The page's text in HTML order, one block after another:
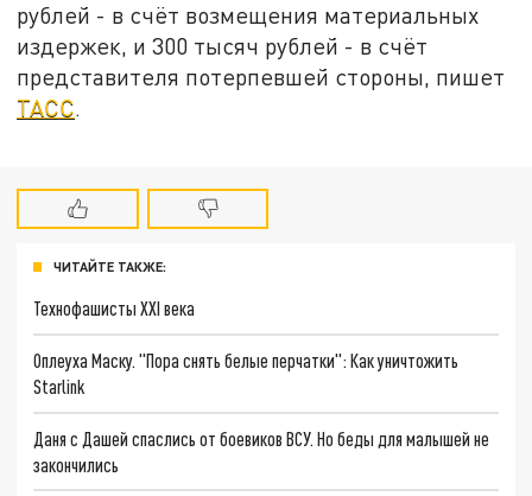
рублей - в счёт возмещения материальных
издержек, и 300 тысяч рублей - в счёт
представителя потерпевшей стороны, пишет
ТАСС.
ЧИТАЙТЕ ТАКЖЕ:
Технофашисты XXI века
Оплеуха Маску. "Пора снять белые перчатки": Как уничтожить
Starlink
Даня с Дашей спаслись от боевиков ВСУ. Но беды для малышей не
закончились